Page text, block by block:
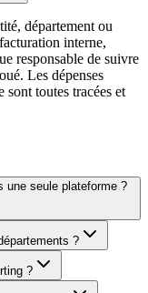
département ou
interne,
responsable de suivre
Les dépenses
sont toutes tracées et
une seule plateforme ?
?
?